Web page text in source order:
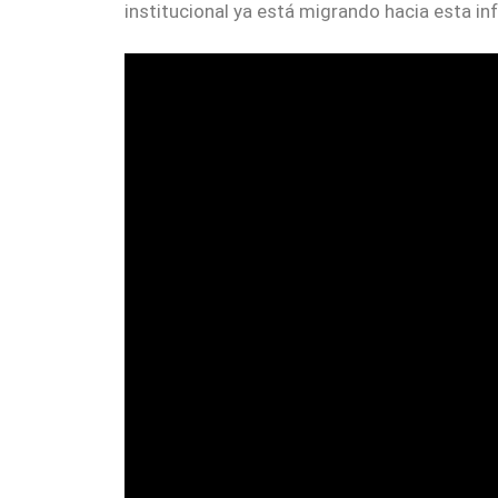
institucional ya está migrando hacia esta